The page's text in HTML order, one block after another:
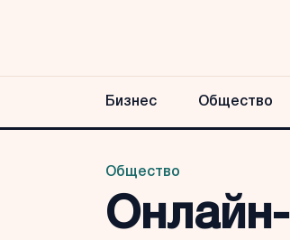
Бизнес Общество
Общество